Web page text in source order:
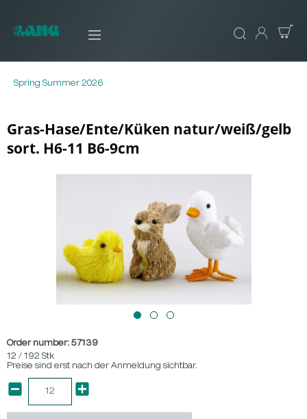
Spring Summer 2026
Gras-Hase/Ente/Küken natur/weiß/gelb
sort. H6-11 B6-9cm
Order number: 57139
12 / 192 Stk
Preise sind erst nach der Anmeldung sichtbar.